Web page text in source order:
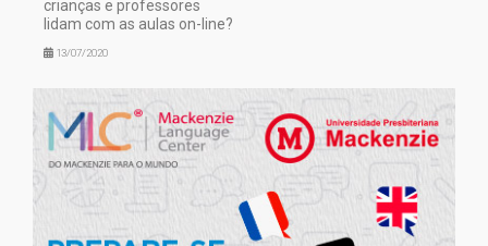
crianças e professores
lidam com as aulas on-line?
13/07/2020